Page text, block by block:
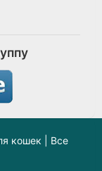
кошек | Все